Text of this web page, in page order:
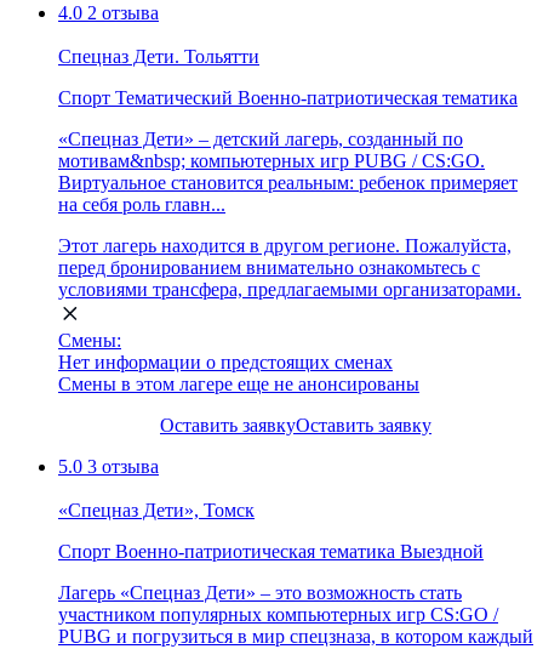
4.0 2 отзыва
Спецназ Дети. Тольятти
Спорт Тематический Военно-патриотическая тематика
«Спецназ Дети» – детский лагерь, созданный по
мотивам&nbsp; компьютерных игр PUBG / CS:GO.
Виртуальное становится реальным: ребенок примеряет
на себя роль главн...
Этот лагерь находится в другом регионе. Пожалуйста,
перед бронированием внимательно ознакомьтесь с
условиями трансфера, предлагаемыми организаторами.
Смены:
Нет информации о предстоящих сменах
Смены в этом лагере еще не анонсированы
Оставить заявкуОставить заявку
5.0 3 отзыва
«Спецназ Дети», Томск
Спорт Военно-патриотическая тематика Выездной
Лагерь «Спецназ Дети» – это возможность стать
участником популярных компьютерных игр CS:GO /
PUBG и погрузиться в мир спецзназа, в котором каждый